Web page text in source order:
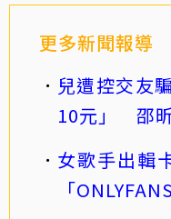
更多新聞報導
兒遭控交友
10元」 邵
女歌手出輯
「